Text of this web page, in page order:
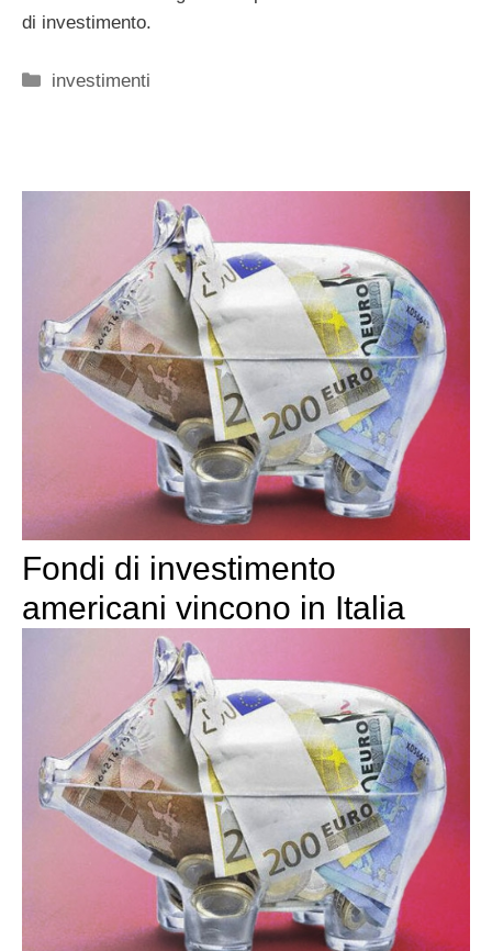
di investimento.
Categorie
investimenti
Fondi di investimento
americani vincono in Italia